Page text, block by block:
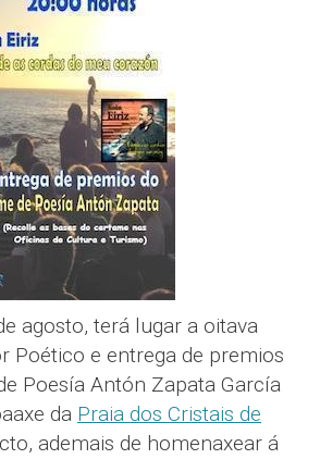
agosto, terá lugar a oitava
Poético e entrega de premios
Poesía Antón Zapata García
da Praia dos Cristais de
ademais de homenaxear á